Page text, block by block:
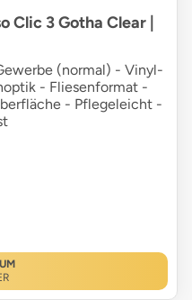
Clic 3 Gotha Clear |
(normal) - Vinyl-
- Fliesenformat -
- Pflegeleicht -